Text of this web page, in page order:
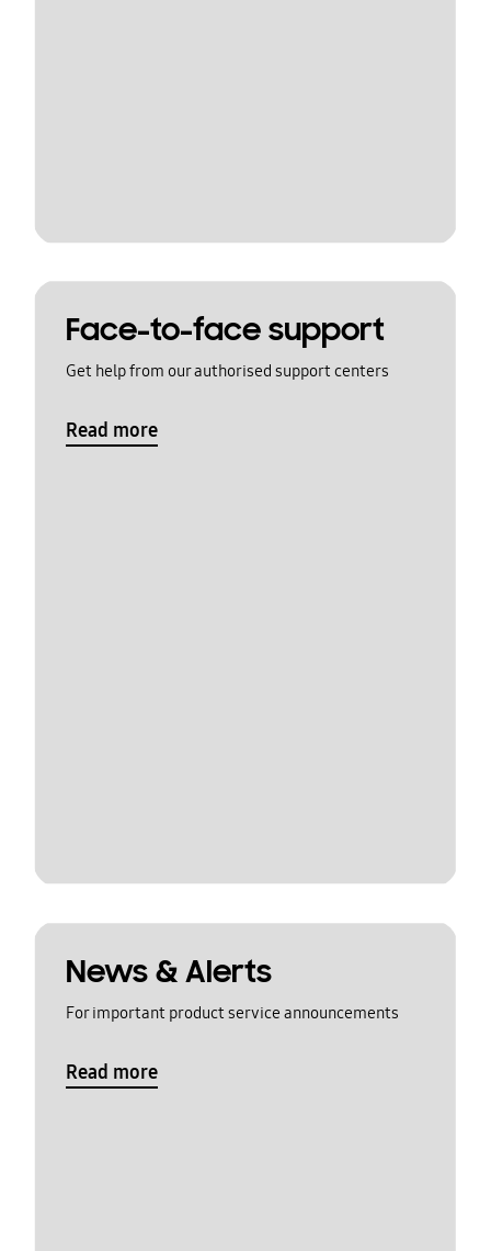
Face-to-face support
Get help from our authorised support centers
Read more
News & Alerts
For important product service announcements
Read more